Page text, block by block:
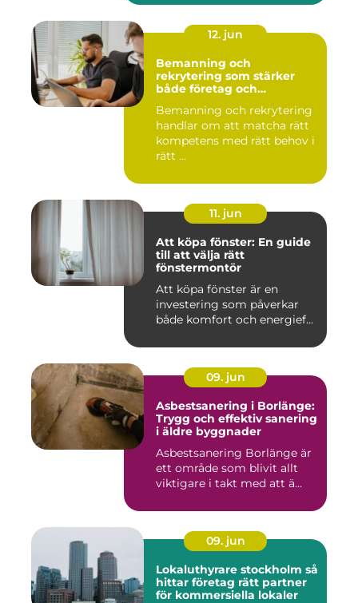
12. jun
Bemanning och
rekrytering som stärker
både företag och
Bemanning och rekrytering
handlar om att matcha rätt
kompetens med rätt behov i
rätt ...
11. jun
Att köpa fönster: En guide
till att välja rätt
fönstermontör
Att köpa fönster är en
investering som påverkar
både komfort och energief...
09. jun
Asbestsanering i Borlänge:
Trygg och effektiv sanering
i äldre byggnader
Asbestsanering Borlänge är
ett område som blivit allt
viktigare i takt med att ä...
09. jun
Lokaluthyrare stockholm så
hittar företag rätt partner
för kommersiella lokaler